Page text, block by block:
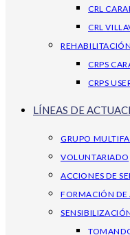
CRL
CRL
CRPS
CRPS
LÍNEAS DE
GRUPO
VOLUNTARIADO
ACCIONES DE
FORMACIÓN DE